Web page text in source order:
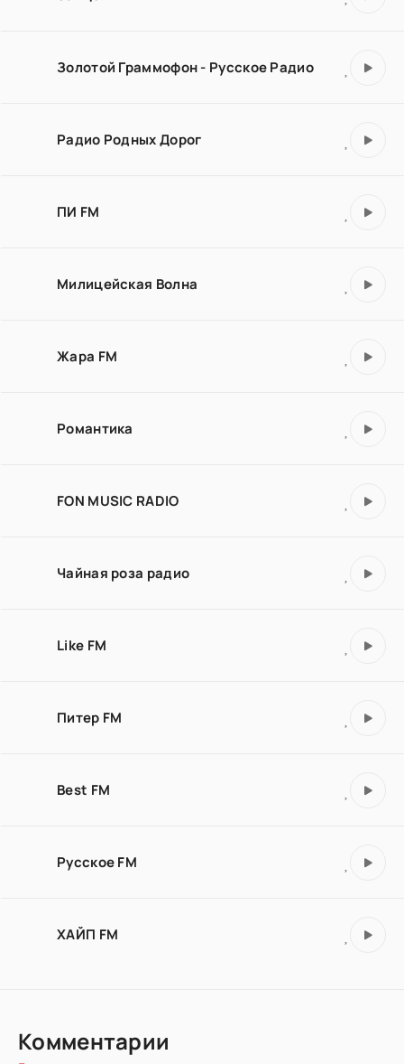
Золотой Граммофон - Русское Радио
Радио Родных Дорог
ПИ FM
Милицейская Волна
Жара FM
Романтика
FON MUSIC RADIO
Чайная роза радио
Like FM
Питер FM
Best FM
Русское FM
ХАЙП FM
Комментарии